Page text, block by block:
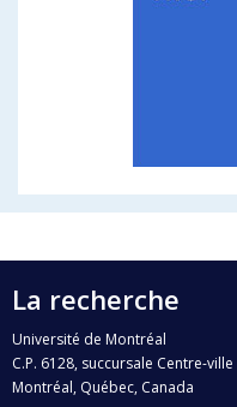
La recherche
Université de Montréal
C.P. 6128, succursale Centre-ville
Montréal, Québec, Canada